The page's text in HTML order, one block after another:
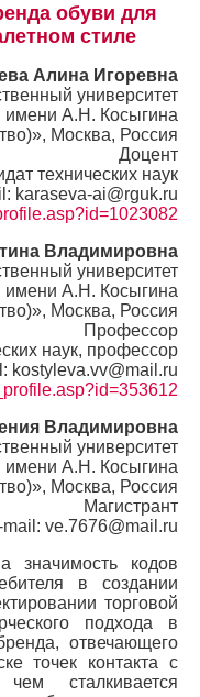
обуви для
стиле
Алина Игоревна
университет
имени А.Н. Косыгина
Москва, Россия
Доцент
технических наук
karaseva-ai@rguk.ru
Владимировна
университет
имени А.Н. Косыгина
Москва, Россия
Профессор
наук, профессор
kostyleva.vv@mail.ru
Владимировна
университет
имени А.Н. Косыгина
Москва, Россия
Магистрант
mail: ve.7676@mail.ru
значимость кодов
в создании
торговой
подхода в
отвечающего
точек контакта с
сталкивается